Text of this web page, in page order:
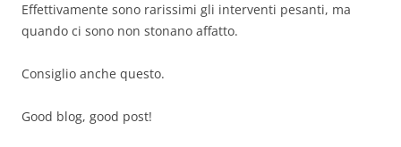
Effettivamente sono rarissimi gli interventi pesanti, ma
quando ci sono non stonano affatto.
Consiglio anche questo.
Good blog, good post!